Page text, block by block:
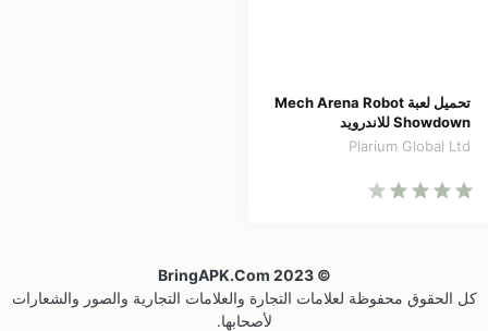
تحميل لعبة Mech Arena Robot
Showdown للاندرويد
Plarium Global Ltd
© 2023 BringAPK.com
كل الحقوق محفوظة لعلامات التجارة والعلامات التجارية والصور والشعارات
لأصحابها.